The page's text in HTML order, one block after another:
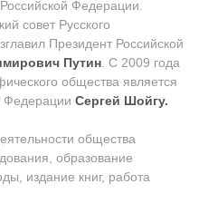
Федерации.
совет Русского
Президент Российской
Путин . С 2009 года
общества является
Федерации Сергей Шойгу.
общества
образование
издание книг, работа